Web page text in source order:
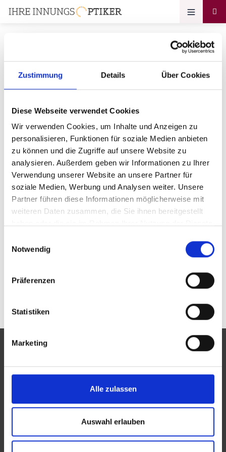
Zustimmung Details Über Cookies
Diese Webseite verwendet Cookies
Wir verwenden Cookies, um Inhalte und Anzeigen zu
personalisieren, Funktionen für soziale Medien anbieten
zu können und die Zugriffe auf unsere Website zu
analysieren. Außerdem geben wir Informationen zu Ihrer
Verwendung unserer Website an unsere Partner für
soziale Medien, Werbung und Analysen weiter. Unsere
Partner führen diese Informationen möglicherweise mit
weiteren Daten zusammen, die Sie ihnen bereitgestellt
Notwendig
Präferenzen
Statistiken
Marketing
Alle zulassen
Auswahl erlauben
Ihr Zugang zum
Augenoptik Schwägerl
Bitte geben Sie Ihr Passwort ein:
allgemeinen Suche.
Eine Aktion des Zentralverbandes der Augenoptiker und
Der ZVA ist ein Bundesinnungsverband, seine Mitglieder
sind die Landesinnungsverbände und Landesinnungen
des Augenoptikerhandwerks.